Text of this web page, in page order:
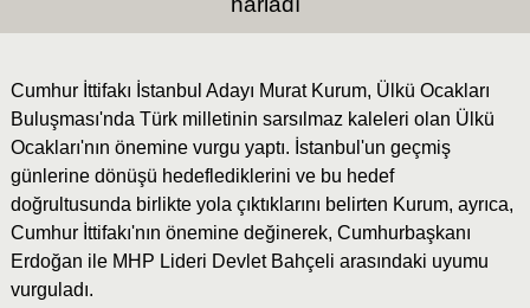
Cumhur İttifakı İstanbul Adayı Murat Kurum, Ülkü Ocakları
Buluşması'nda Türk milletinin sarsılmaz kaleleri olan Ülkü
Ocakları'nın önemine vurgu yaptı. İstanbul'un geçmiş
günlerine dönüşü hedeflediklerini ve bu hedef
doğrultusunda birlikte yola çıktıklarını belirten Kurum, ayrıca,
Cumhur İttifakı'nın önemine değinerek, Cumhurbaşkanı
Erdoğan ile MHP Lideri Devlet Bahçeli arasındaki uyumu
vurguladı.